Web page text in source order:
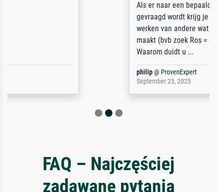
Als er naar een bepaalde kunstenaar
gevraagd wordt krijg je ook een aantal
werken van andere wat het onoverzichtelijk
maakt (bvb zoek Ros = ook Rops, Rose etc).
FAQ – Najczęściej
zadawane pytania